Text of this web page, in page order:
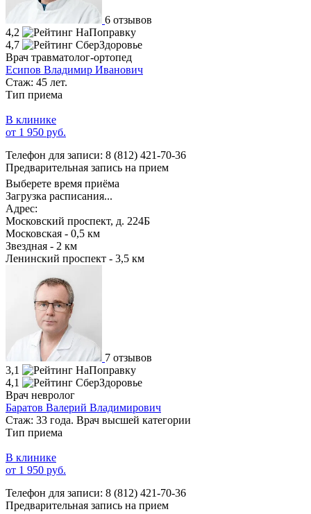
6 отзывов
4,2
4,7
Врач травматолог-ортопед
Есипов Владимир Иванович
Стаж: 45 лет.
Тип приема
В клинике
от 1 950 руб.
Телефон для записи: 8 (812) 421-70-36
Предварительная запись на прием
Выберете время приёма
Загрузка расписания...
Адрес:
Московский проспект, д. 224Б
Московская - 0,5 км
Звездная - 2 км
Ленинский проспект - 3,5 км
7 отзывов
3,1
4,1
Врач невролог
Баратов Валерий Владимирович
Стаж: 33 года. Врач высшей категории
Тип приема
В клинике
от 1 950 руб.
Телефон для записи: 8 (812) 421-70-36
Предварительная запись на прием